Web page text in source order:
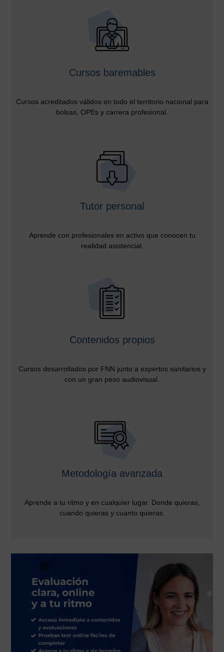
Cursos baremables
Cursos acreditados válidos en todo el territorio nacional para
bolsas, OPEs y carrera profesional.
Tutor personal
Aprende con profesionales en activo que conocen tu
realidad asistencial.
Contenidos propios
Cursos desarrollados por FNN junto a expertos sanitarios y
con un gran peso audiovisual.
Metodología avanzada
Aprende a tu ritmo y en cualquier lugar. Donde quieras,
cuando quieras y cuanto quieras.